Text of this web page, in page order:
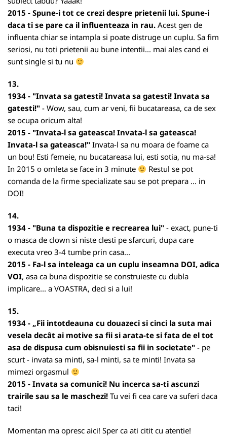
2015 - Spune-i tot ce crezi despre prietenii lui. Spune-i
daca ti se pare ca il influenteaza in rau. Acest gen de
influenta chiar se intampla si poate distruge un cuplu. Sa fim
seriosi, nu toti prietenii au bune intentii... mai ales cand ei
sunt single si tu nu
13.
1934 - "Invata sa gatesti! Invata sa gatesti! Invata sa
gatesti!" - Wow, sau, cum ar veni, fii bucatareasa, ca de sex
se ocupa oricum alta!
2015 - "Invata-l sa gateasca! Invata-l sa gateasca!
Invata-l sa gateasca!" Invata-l sa nu moara de foame ca
un bou! Esti femeie, nu bucatareasa lui, esti sotia, nu ma-sa!
In 2015 o omleta se face in 3 minute
Restul se pot
comanda de la firme specializate sau se pot prepara ... in
DOI!
14.
1934 - "Buna ta dispozitie e recrearea lui" - exact, pune-ti
o masca de clown si niste clesti pe sfarcuri, dupa care
executa vreo 3-4 tumbe prin casa...
2015 - Fa-l sa inteleaga ca un cuplu inseamna DOI, adica
VOI, asa ca buna dispozitie se construieste cu dubla
implicare... a VOASTRA, deci si a lui!
15.
1934 - „Fii intotdeauna cu douazeci si cinci la suta mai
vesela decât ai motive sa fii si arata-te si fata de el tot
asa de dispusa cum obisnuiesti sa fii in societate" - pe
scurt - invata sa minti, sa-l minti, sa te minti! Invata sa
mimezi orgasmul
2015 - Invata sa comunici! Nu incerca sa-ti ascunzi
trairile sau sa le maschezi! Tu vei fi cea care va suferi daca
taci!
Momentan ma opresc aici! Sper ca ati citit cu atentie!